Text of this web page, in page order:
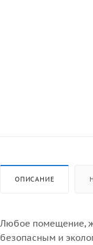
ОПИСАНИЕ
Любое помещение,
безопасным и